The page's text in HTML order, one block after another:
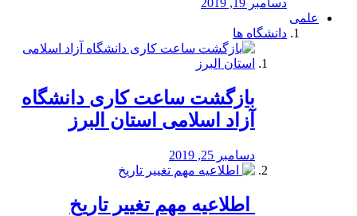
دسامبر 19, 2019
علمی
دانشگاه ها
بازگشت ساعت کاری دانشگاه
آزاد اسلامی استان البرز
دسامبر 25, 2019
️ اطلاعیه مهم تغییر تاریخ